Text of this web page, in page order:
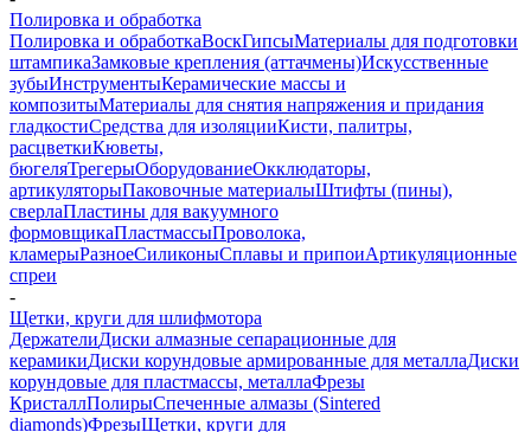
Полировка и обработка
Полировка и обработкаВоскГипсыМатериалы для подготовки
штампикаЗамковые крепления (аттачмены)Искусственные
зубыИнструментыКерамические массы и
композитыМатериалы для снятия напряжения и придания
гладкостиСредства для изоляцииКисти, палитры,
расцветкиКюветы,
бюгеляТрегерыОборудованиеОкклюдаторы,
артикуляторыПаковочные материалыШтифты (пины),
сверлаПластины для вакуумного
формовщикаПластмассыПроволока,
кламерыРазноеСиликоныСплавы и припоиАртикуляционные
спреи
-
Щетки, круги для шлифмотора
ДержателиДиски алмазные сепарационные для
керамикиДиски корундовые армированные для металлаДиски
корундовые для пластмассы, металлаФрезы
КристаллПолирыСпеченные алмазы (Sintered
diamonds)ФрезыЩетки, круги для